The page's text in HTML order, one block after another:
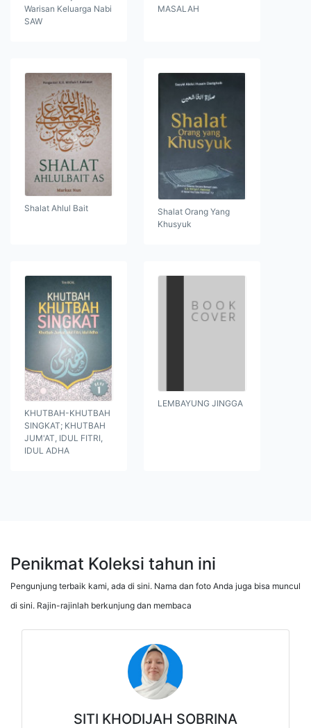
Warisan Keluarga Nabi
SAW
MASALAH
Shalat Ahlul Bait
Shalat Orang Yang
Khusyuk
KHUTBAH-KHUTBAH
SINGKAT; KHUTBAH
JUM'AT, IDUL FITRI,
IDUL ADHA
LEMBAYUNG JINGGA
Penikmat Koleksi tahun ini
Pengunjung terbaik kami, ada di sini. Nama dan foto Anda juga bisa muncul
di sini. Rajin-rajinlah berkunjung dan membaca
SITI KHODIJAH SOBRINA